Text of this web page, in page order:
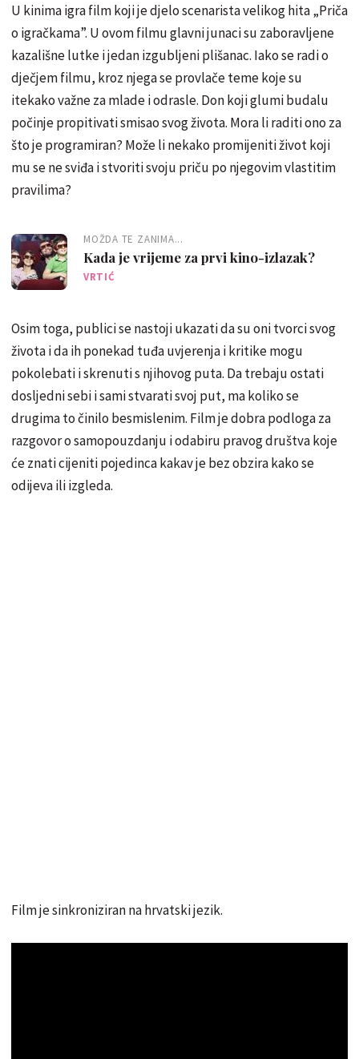
U kinima igra film koji je djelo scenarista velikog hita „Priča
o igračkama”. U ovom filmu glavni junaci su zaboravljene
kazališne lutke i jedan izgubljeni plišanac. Iako se radi o
dječjem filmu, kroz njega se provlače teme koje su
itekako važne za mlade i odrasle. Don koji glumi budalu
počinje propitivati smisao svog života. Mora li raditi ono za
što je programiran? Može li nekako promijeniti život koji
mu se ne sviđa i stvoriti svoju priču po njegovim vlastitim
pravilima?
MOŽDA TE ZANIMA...
Kada je vrijeme za prvi kino-izlazak?
VRTIĆ
Osim toga, publici se nastoji ukazati da su oni tvorci svog
života i da ih ponekad tuđa uvjerenja i kritike mogu
pokolebati i skrenuti s njihovog puta. Da trebaju ostati
dosljedni sebi i sami stvarati svoj put, ma koliko se
drugima to činilo besmislenim. Film je dobra podloga za
razgovor o samopouzdanju i odabiru pravog društva koje
će znati cijeniti pojedinca kakav je bez obzira kako se
odijeva ili izgleda.
Film je sinkroniziran na hrvatski jezik.